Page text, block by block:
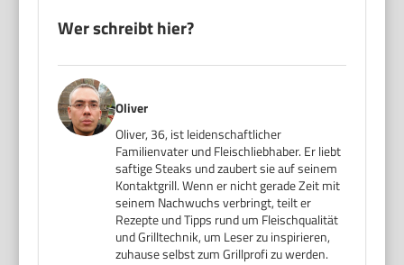
Wer schreibt hier?
Oliver
Oliver, 36, ist leidenschaftlicher
Familienvater und Fleischliebhaber. Er liebt
saftige Steaks und zaubert sie auf seinem
Kontaktgrill. Wenn er nicht gerade Zeit mit
seinem Nachwuchs verbringt, teilt er
Rezepte und Tipps rund um Fleischqualität
und Grilltechnik, um Leser zu inspirieren,
zuhause selbst zum Grillprofi zu werden.